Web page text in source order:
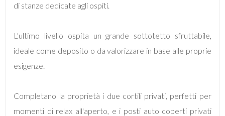
di stanze dedicate agli ospiti.
L'ultimo livello ospita un grande sottotetto sfruttabile,
ideale come deposito o da valorizzare in base alle proprie
esigenze.
Completano la proprietà i due cortili privati, perfetti per
momenti di relax all'aperto, e i posti auto coperti privati
2
3
4
5